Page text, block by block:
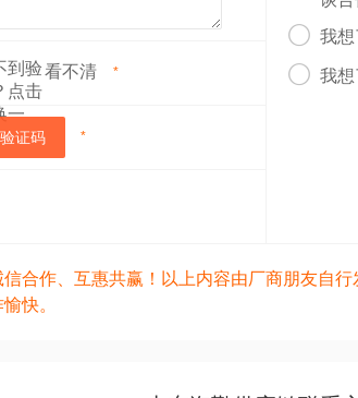
看不清 *
证码 *
 我想
 我想
合作、互惠共赢！以上内容由厂商朋友自
快。